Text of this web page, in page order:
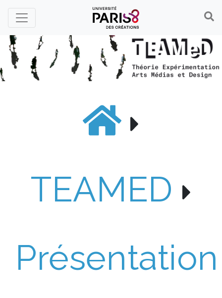
Panneau de gestion des cookies
TEAMED
Présentation